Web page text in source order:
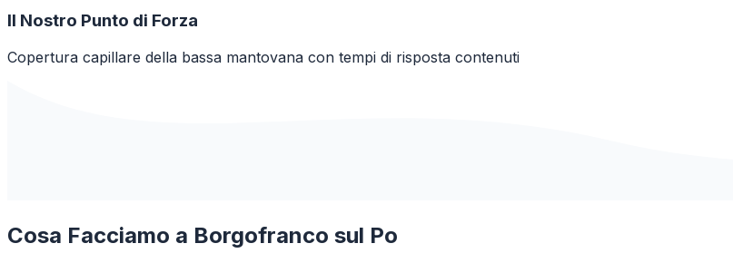
Il Nostro Punto di Forza
Copertura capillare della bassa mantovana con tempi di risposta contenuti
Cosa Facciamo a Borgofranco sul Po